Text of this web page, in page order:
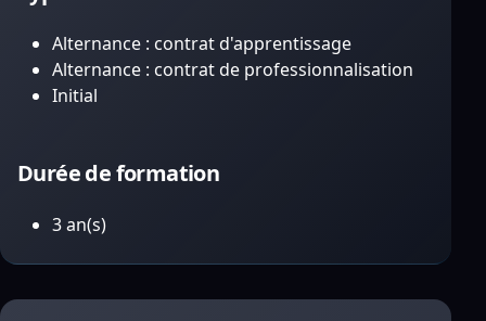
Alternance : contrat d'apprentissage
Alternance : contrat de professionnalisation
Initial
Durée de formation
3 an(s)